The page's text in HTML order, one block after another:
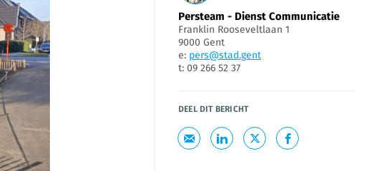
Persteam - Dienst Communicatie
Franklin Rooseveltlaan 1
9000 Gent
e: pers@stad.gent
t: 09 266 52 37
DEEL DIT BERICHT